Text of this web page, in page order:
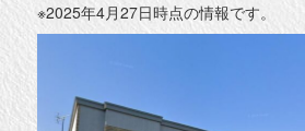
※2025年4月27日時点の情報です。